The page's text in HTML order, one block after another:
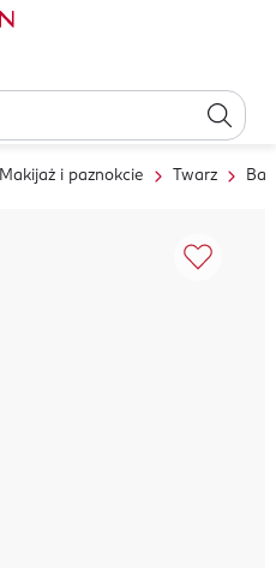
Makijaż i paznokcie Twarz